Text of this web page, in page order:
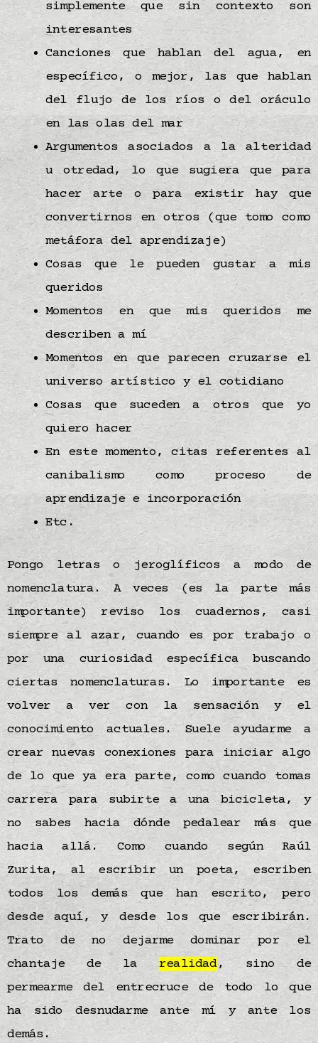
simplemente que sin contexto son
interesantes
Canciones que hablan delagua, en
específico, o mejor, las que hablan
del flujo de los ríos o del oráculo
en las olas delmar
Argumentos asociados a la alteridad
u otredad, lo que sugiera que para
hacerarteo para existir hay que
convertirnos en otros (que tomo como
metáfora del aprendizaje)
Cosas que le pueden gustar a mis
queridos
Momentos en que mis queridos me
describen a mí
Momentos en que parecen cruzarse el
universo artístico y el cotidiano
Cosas que suceden a otros que yo
quiero hacer
En este momento, citas referentes al
canibalismo como proceso de
aprendizaje e incorporación
Etc.
Pongo letras o jeroglíficos a modo de
nomenclatura. A veces (es la parte más
importante) reviso los cuadernos, casi
siempre al azar, cuando es por trabajo o
por una curiosidad específica buscando
ciertas nomenclaturas. Lo importante es
volver a ver con la sensación y el
conocimiento actuales. Suele ayudarme a
crear nuevas conexiones para iniciar algo
de lo que ya era parte, como cuando tomas
carrera para subirte a una bicicleta, y
no sabes hacia dónde pedalear más que
hacia allá. Como cuando según Raúl
Zurita, al escribir un poeta, escriben
todos los demás que han escrito, pero
desde aquí, y desde los que escribirán.
Trato de no dejarme dominar por el
chantaje de la realidad, sino de
permearme del entrecruce de todo lo que
ha sido desnudarme ante mí y ante los
demás.